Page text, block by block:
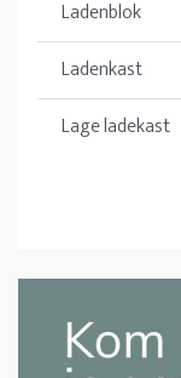
Ladenblok
Ladenkast
Lage ladekast